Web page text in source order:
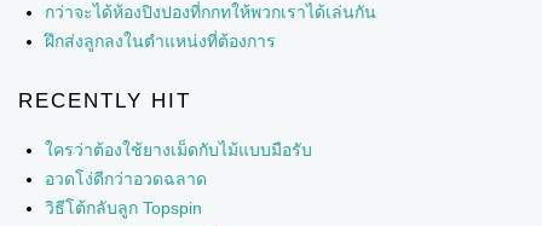
กว่าจะได้ห้องปิงปองที่กกทให้พวกเราได้เล่นกัน
ฝึกส่งลูกลงในตำแหน่งที่ต้องการ
RECENTLY HIT
ใครว่าต้องใช้ยางเม็ดกับไม้แบบมือรับ
อวดโง่ดีกว่าอวดฉลาด
วิธีโต้กลับลูก Topspin